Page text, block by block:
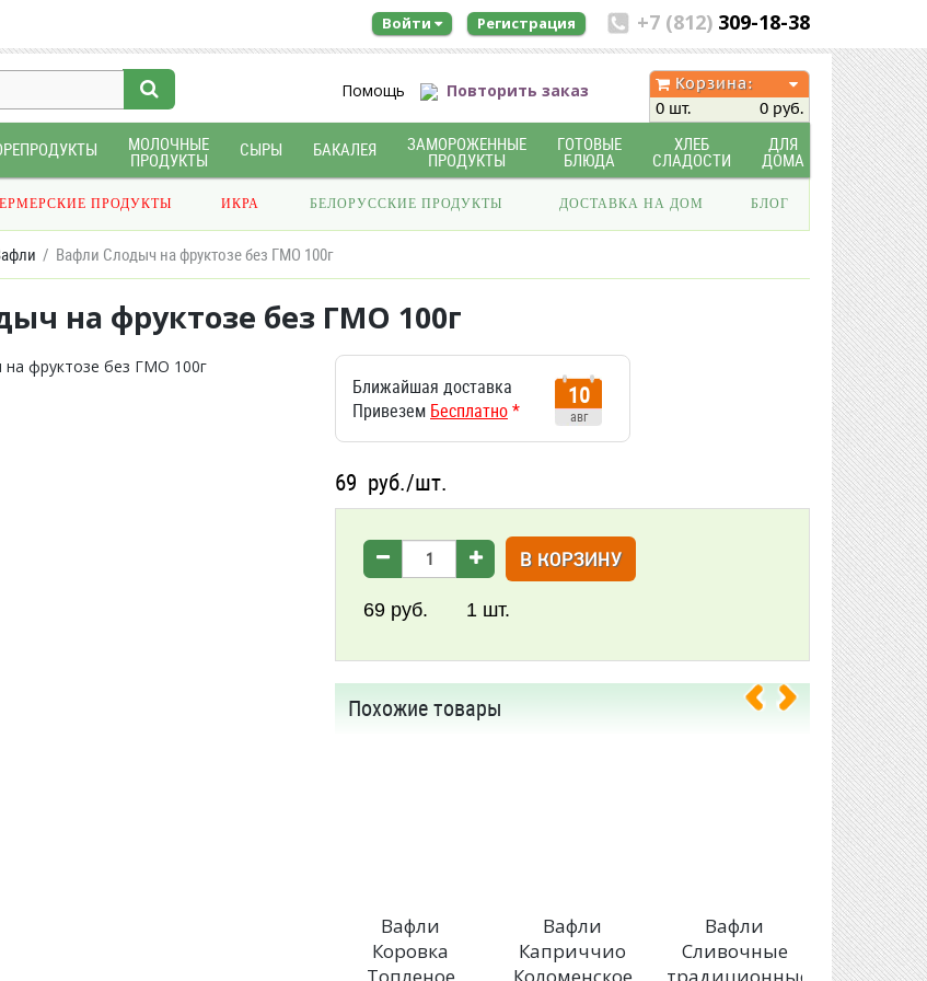
+7 (812) 309-18-38
Войти Регистрация
Помощь Повторить заказ
Корзина:
0 шт.
0 руб.
МОЛОЧНЫЕ
ПРОДУКТЫ
СЫРЫ БАКАЛЕЯ ЗАМОРОЖЕННЫЕ
ПРОДУКТЫ
ГОТОВЫЕ
БЛЮДА
ХЛЕБ
СЛАДОСТИ
ДЛЯ
ДОМА
ПРОДУКТЫ ИКРА БЕЛОРУССКИЕ ПРОДУКТЫ ДОСТАВКА НА ДОМ БЛОГ
Вафли Слодыч на фруктозе без ГМО 100г
на фруктозе без ГМО 100г
Ближайшая доставка
Привезем Бесплатно*
10
авг
69 руб./шт.
В КОРЗИНУ
69 руб. 1 шт.
Похожие товары
Вафли
Коровка
Вафли
Каприччио
Вафли
Сливочные
Вафли